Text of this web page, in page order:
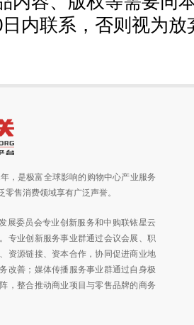
内联系，否则视为放
，是极富全球影响的购物中心产业服务
售消费领域享有广泛声誉。
展委员会专业创新服务和中购联铱星云
专业创新服务事业群通过会议会展、职
资源链接、资本合作，协同促进商业地
改善；媒体传播服务事业群通过自身极
，整合推动商业项目与零售品牌的商务